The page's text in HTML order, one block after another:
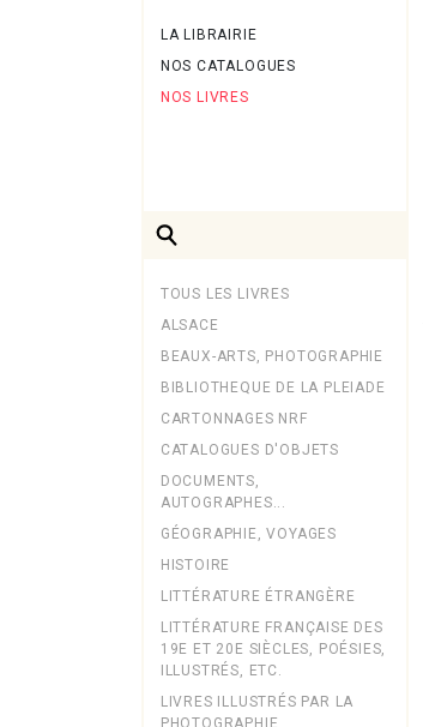
LA LIBRAIRIE
NOS CATALOGUES
NOS LIVRES
TOUS LES LIVRES
ALSACE
BEAUX-ARTS, PHOTOGRAPHIE
BIBLIOTHEQUE DE LA PLEIADE
CARTONNAGES NRF
CATALOGUES D'OBJETS
DOCUMENTS,
AUTOGRAPHES...
GÉOGRAPHIE, VOYAGES
HISTOIRE
LITTÉRATURE ÉTRANGÈRE
LITTÉRATURE FRANÇAISE DES
19E ET 20E SIÈCLES, POÉSIES,
ILLUSTRÉS, ETC.
LIVRES ILLUSTRÉS PAR LA
PHOTOGRAPHIE